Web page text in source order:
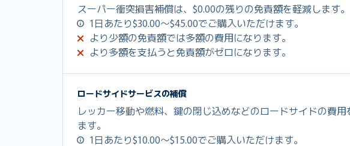
スーパー衝突損害補償は、$0.00の残りの免責額を軽減します。
1日あたり$30.00～$45.00でご購入いただけます。
より少額の免責額では多額の費用になります。
より多額を支払うと免責額がゼロになります。
ロードサイドサービスの補償
レッカー移動や燃料、鍵の閉じ込めなどのロードサイドの費用
ます。
1日あたり$10.00～$15.00でご購入いただけます。